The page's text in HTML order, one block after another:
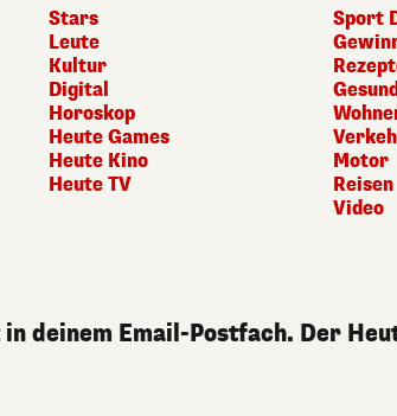
Stars
Leute
Kultur
Digital
Horoskop
Heute Games
Heute Kino
Heute TV
Sport
Motor
Reisen
Video
deinem Email-Postfach. Der